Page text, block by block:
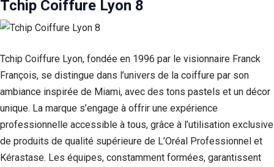
Tchip Coiffure Lyon 8
Tchip Coiffure Lyon, fondée en 1996 par le visionnaire Franck
François, se distingue dans l’univers de la coiffure par son
ambiance inspirée de Miami, avec des tons pastels et un décor
unique. La marque s’engage à offrir une expérience
professionnelle accessible à tous, grâce à l’utilisation exclusive
de produits de qualité supérieure de L’Oréal Professionnel et
Kérastase. Les équipes, constamment formées, garantissent